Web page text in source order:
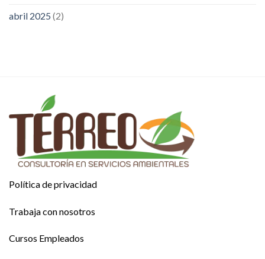
abril 2025 (2)
Política de privacidad
Trabaja con nosotros
Cursos Empleados